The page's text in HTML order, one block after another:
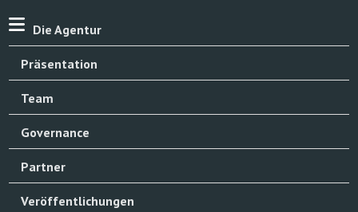
Die Agentur
Präsentation
Team
Governance
Partner
Veröffentlichungen